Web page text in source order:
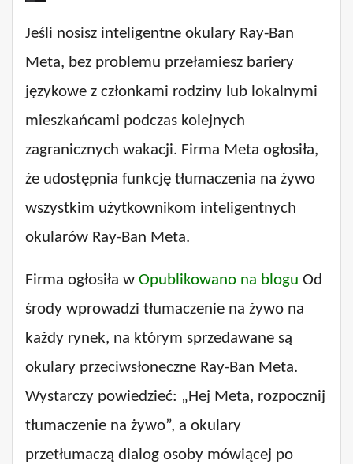
Jeśli nosisz inteligentne okulary Ray-Ban
Meta, bez problemu przełamiesz bariery
językowe z członkami rodziny lub lokalnymi
mieszkańcami podczas kolejnych
zagranicznych wakacji. Firma Meta ogłosiła,
że ​​udostępnia funkcję tłumaczenia na żywo
wszystkim użytkownikom inteligentnych
okularów Ray-Ban Meta.
Firma ogłosiła w Opublikowano na blogu Od
środy wprowadzi tłumaczenie na żywo na
każdy rynek, na którym sprzedawane są
okulary przeciwsłoneczne Ray-Ban Meta.
Wystarczy powiedzieć: „Hej Meta, rozpocznij
tłumaczenie na żywo”, a okulary
przetłumaczą dialog osoby mówiącej po